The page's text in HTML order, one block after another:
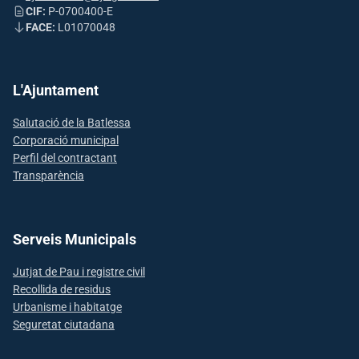
CIF: P-0700400-E
FACE: L01070048
L'Ajuntament
Salutació de la Batlessa
Corporació municipal
Perfil del contractant
Transparència
Serveis Municipals
Jutjat de Pau i registre civil
Recollida de residus
Urbanisme i habitatge
Seguretat ciutadana